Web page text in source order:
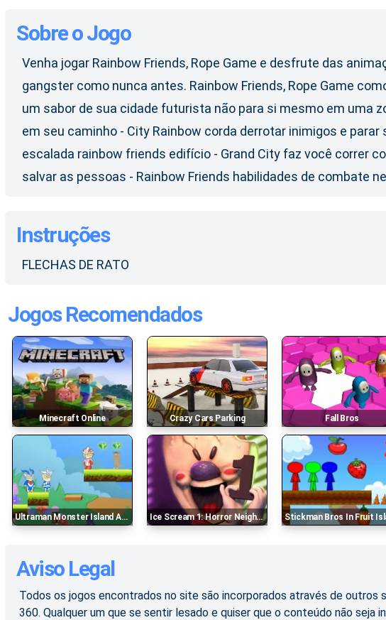
Sobre o Jogo
Venha jogar Rainbow Friends, Rope Game e desfrute das
gangster como nunca antes. Rainbow Friends, Rope Game
um sabor de sua cidade futurista não para si mesmo em uma
em seu caminho - City Rainbow corda derrotar inimigos e
escalada rainbow friends edifício - Grand City faz você correr
salvar as pessoas - Rainbow Friends habilidades de combate
Instruções
FLECHAS DE RATO
Jogos Recomendados
Minecraft Online Crazy Cars Parking Fall Bros
Ultraman Monster Island Adventure 2 Ice Scream 1: Horror Neighborhood Stickman Bros In Fruit Island
Aviso Legal
Todos os jogos encontrados no site são incorporados através de
360. Qualquer um que se sentir lesado e quiser que o conteúdo não